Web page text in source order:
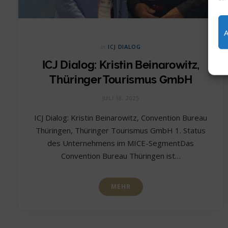
ICJ DIALOG
ICJ Dialog: Kristin Beinarowitz,
Thüringer Tourismus GmbH
ICJ Dialog: Kristin Beinarowitz, Convention Bureau
Thüringen, Thüringer Tourismus GmbH 1. Status
des Unternehmens im MICE-SegmentDas
Convention Bureau Thüringen ist…
MEHR